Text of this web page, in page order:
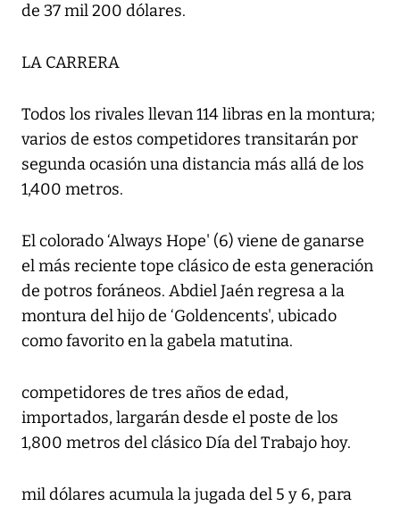
de 37 mil 200 dólares.
LA CARRERA
Todos los rivales llevan 114 libras en la montura;
varios de estos competidores transitarán por
segunda ocasión una distancia más allá de los
1,400 metros.
El colorado ‘Always Hope' (6) viene de ganarse
el más reciente tope clásico de esta generación
de potros foráneos. Abdiel Jaén regresa a la
montura del hijo de ‘Goldencents', ubicado
como favorito en la gabela matutina.
competidores de tres años de edad,
importados, largarán desde el poste de los
1,800 metros del clásico Día del Trabajo hoy.
mil dólares acumula la jugada del 5 y 6, para